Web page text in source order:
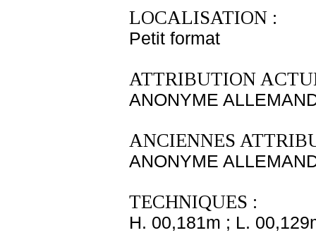
LOCALISATION :
Petit format
ATTRIBUTION
ANONYME
ANCIENNES
ANONYME
TECHNIQUES :
H. 00,181m ; L.